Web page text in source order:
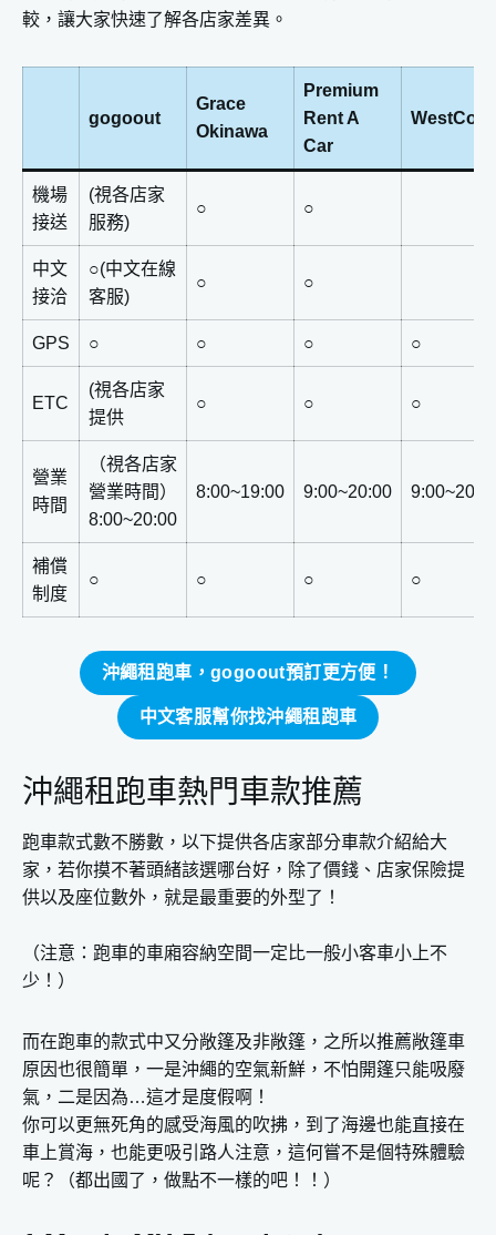
較，讓大家快速了解各店家差異。
gogoout
Grace
Okinawa
Premium
Rent A
Car
機場
接送
(視各店家
服務)
○ ○
中文
接洽
○(中文在線
客服)
○ ○
GPS ○ ○ ○ ○
ETC
(視各店家
提供
○ ○ ○
營業
時間
（視各店家
營業時間）
8:00~20:00
8:00~19:00 9:00~20:00
補償
制度
○ ○ ○ ○
沖繩租跑車，gogoout預訂更方便！
中文客服幫你找沖繩租跑車
沖繩租跑車熱門車款推薦
跑車款式數不勝數，以下提供各店家部分車款介紹給大
家，若你摸不著頭緒該選哪台好，除了價錢、店家保險提
供以及座位數外，就是最重要的外型了！
（注意：跑車的車廂容納空間一定比一般小客車小上不
少！）
而在跑車的款式中又分敞篷及非敞篷，之所以推薦敞篷車
原因也很簡單，一是沖繩的空氣新鮮，不怕開篷只能吸廢
氣，二是因為…這才是度假啊！
你可以更無死角的感受海風的吹拂，到了海邊也能直接在
車上賞海，也能更吸引路人注意，這何嘗不是個特殊體驗
呢？（都出國了，做點不一樣的吧！！）